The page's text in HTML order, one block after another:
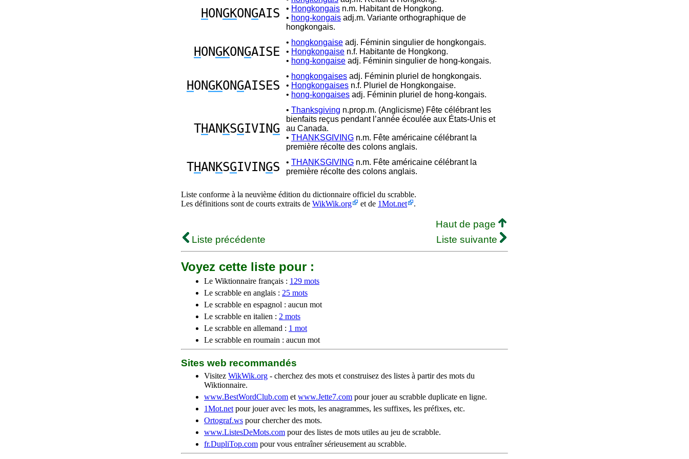
HONGKONGAIS
• Hongkongais n.m. Habitant de Hongkong.
• hong-kongais adj.m. Variante orthographique de
hongkongais.
HONGKONGAISE
• hongkongaise adj. Féminin singulier de hongkongais.
• Hongkongaise n.f. Habitante de Hongkong.
• hong-kongaise adj. Féminin singulier de hong-kongais.
HONGKONGAISES
• hongkongaises adj. Féminin pluriel de hongkongais.
• Hongkongaises n.f. Pluriel de Hongkongaise.
• hong-kongaises adj. Féminin pluriel de hong-kongais.
THAN KSGIVING
• Thanksgiving n.prop.m. (Anglicisme) Fête célébrant les
bienfaits reçus pendant l’année écoulée aux États-Unis et
au Canada.
• THANKSGIVING n.m. Fête américaine célébrant la
première récolte des colons anglais.
THAN KSGIVINGS • THANKSGIVING n.m. Fête américaine célébrant la
première récolte des colons anglais.
Liste conforme à la neuvième édition du dictionnaire officiel du scrabble.
Les définitions sont de courts extraits de WikWik.org et de 1Mot.net .
Haut de page
Liste précédente
Liste suivante
Voyez cette liste pour :
Le Wiktionnaire français : 129 mots
Le scrabble en anglais : 25 mots
Le scrabble en espagnol : aucun mot
Le scrabble en italien : 2 mots
Le scrabble en allemand : 1 mot
Le scrabble en roumain : aucun mot
Sites web recommandés
Visitez WikWik.org - cherchez des mots et construisez des listes à partir des mots du
Wiktionnaire.
www.BestWordClub.com et www.Jette7.com pour jouer au scrabble duplicate en ligne.
1Mot.net pour jouer avec les mots, les anagrammes, les suffixes, les préfixes, etc.
Ortograf.ws pour chercher des mots.
www.ListesDeMots.com pour des listes de mots utiles au jeu de scrabble.
fr.DupliTop.com pour vous entraîner sérieusement au scrabble.